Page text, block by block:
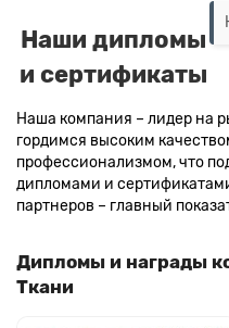
Наши дипломы
и сертификаты
Наша компания – лидер на
гордимся высоким
профессионализмом, что
дипломами и
партнеров – главный
Дипломы и награды
Ткани